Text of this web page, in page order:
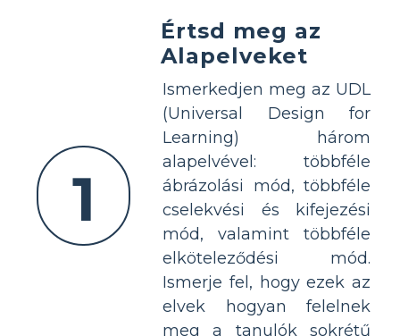
1
Értsd meg az
Alapelveket
Ismerkedjen meg az UDL
(Universal Design for
Learning) három
alapelvével: többféle
ábrázolási mód, többféle
cselekvési és kifejezési
mód, valamint többféle
elköteleződési mód.
Ismerje fel, hogy ezek az
elvek hogyan felelnek
meg a tanulók sokrétű